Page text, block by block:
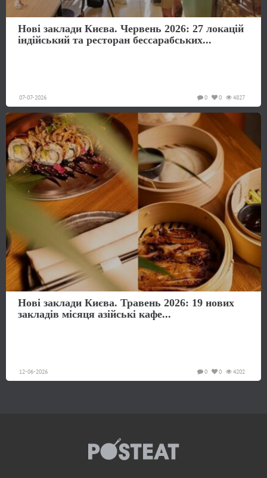
Нові заклади Києва. Червень 2026: 27 локацій
індійський та ресторан бессарабських...
07-07-2026 4827
0
0
Нові заклади Києва. Травень 2026: 19 нових
закладів місяця азійські кафе...
12-06-2026 4202
0
0